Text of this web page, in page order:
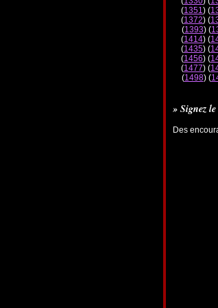
(1351) (
(1372) (
(1393) (
(1414) (
(1435) (
(1456) (
(1477) (
(1498) (
» Signez
Des